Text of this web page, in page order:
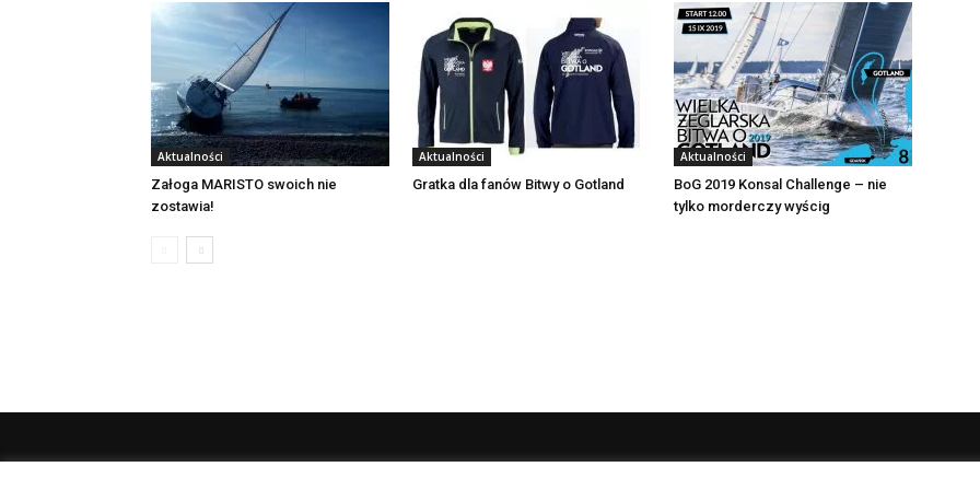
Aktualności
Załoga MARISTO swoich nie
zostawia!
Aktualności
Gratka dla fanów Bitwy o Gotland
Aktualności
BoG 2019 Konsal Challenge – nie
tylko morderczy wyścig